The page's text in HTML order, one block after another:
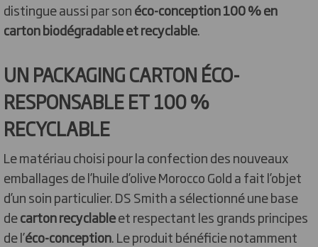
distingue aussi par sonéco-conception 100 % en
carton biodégradable et recyclable.
UN PACKAGING CARTON ÉCO-
RESPONSABLE ET 100 %
RECYCLABLE
Le matériau choisi pour la confection des nouveaux
emballages de l’huile d’olive Morocco Gold a fait l’objet
d’un soin particulier. DS Smith a sélectionné une base
decarton recyclableet respectant les grands principes
de l’éco-conception. Le produit bénéficie notamment